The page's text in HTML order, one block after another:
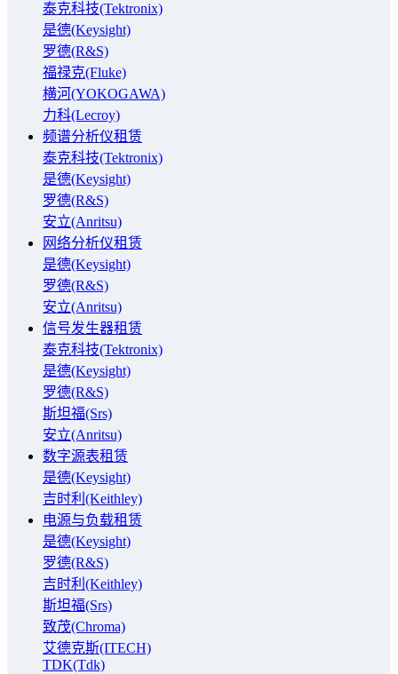
泰克科技(Tektronix)
是德(Keysight)
罗德(R&S)
福禄克(Fluke)
横河(YOKOGAWA)
力科(Lecroy)
频谱分析仪租赁
泰克科技(Tektronix)
是德(Keysight)
罗德(R&S)
安立(Anritsu)
网络分析仪租赁
是德(Keysight)
罗德(R&S)
安立(Anritsu)
信号发生器租赁
泰克科技(Tektronix)
是德(Keysight)
罗德(R&S)
斯坦福(Srs)
安立(Anritsu)
数字源表租赁
是德(Keysight)
吉时利(Keithley)
电源与负载租赁
是德(Keysight)
罗德(R&S)
吉时利(Keithley)
斯坦福(Srs)
致茂(Chroma)
艾德克斯(ITECH)
TDK(Tdk)